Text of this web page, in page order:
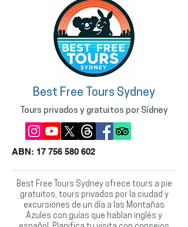
Best Free Tours Sydney
Tours privados y gratuitos por Sídney
ABN: 17 756 580 602
Best Free Tours Sydney ofrece tours a pie
gratuitos, tours privados por la ciudad y
excursiones de un día a las Montañas
Azules con guías que hablan inglés y